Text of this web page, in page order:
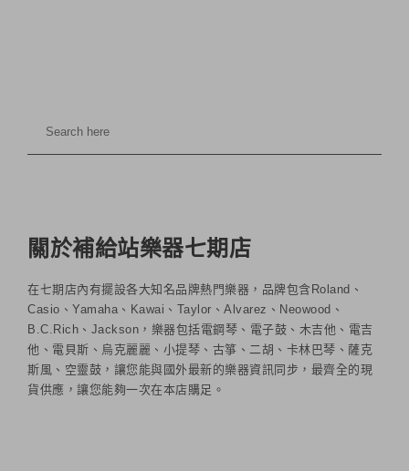
關於補給站樂器七期店
在七期店內有擺設各大知名品牌熱門樂器，品牌包含Roland、
Casio、Yamaha、Kawai、Taylor、Alvarez、Neowood、
B.C.Rich、Jackson，樂器包括電鋼琴、電子鼓、木吉他、電吉
他、電貝斯、烏克麗麗、小提琴、古箏、二胡、卡林巴琴、薩克
斯風、空靈鼓，讓您能與國外最新的樂器資訊同步，最齊全的現
貨供應，讓您能夠一次在本店購足。